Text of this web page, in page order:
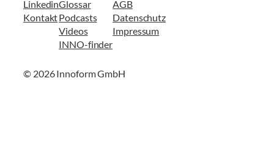
Linkedin
Kontakt
Glossar
Podcasts
Videos
INNO-finder
AGB
Datenschutz
Impressum
© 2026 Innoform GmbH